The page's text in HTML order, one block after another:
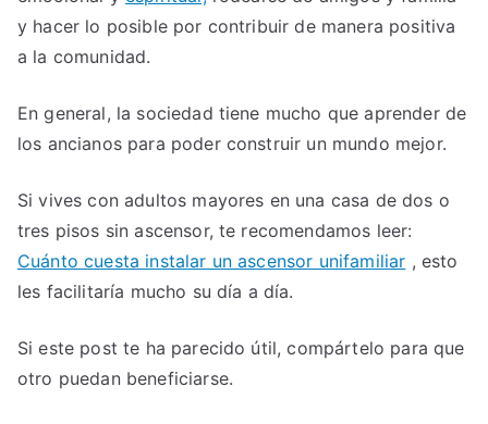
y hacer lo posible por contribuir de manera positiva
a la comunidad.
En general, la sociedad tiene mucho que aprender de
los ancianos para poder construir un mundo mejor.
Si vives con adultos mayores en una casa de dos o
tres pisos sin ascensor, te recomendamos leer:
Cuánto cuesta instalar un ascensor unifamiliar , esto
les facilitaría mucho su día a día.
Si este post te ha parecido útil, compártelo para que
otro puedan beneficiarse.